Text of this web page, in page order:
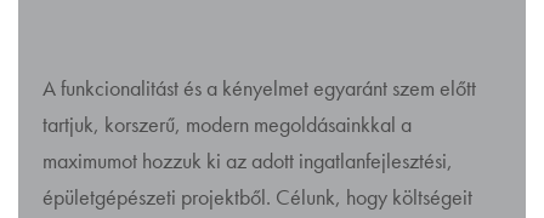
A funkcionalitást és a kényelmet egyaránt szem előtt
tartjuk, korszerű, modern megoldásainkkal a
maximumot hozzuk ki az adott ingatlanfejlesztési,
épületgépészeti projektből. Célunk, hogy költségeit